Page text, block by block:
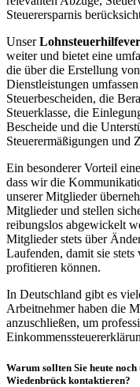
Steuerersparnis
Unser
weiter und bietet eine
die über die Erstellung
Dienstleistungen
Steuerbescheiden, die
Steuerklasse, die
Bescheide und die
Steuerermäßigungen und
Ein besonderer Vorteil
dass wir die
unserer Mitglieder
Mitglieder und stellen
reibungslos abgewickelt
Mitglieder stets über
Laufenden, damit sie stets
profitieren können.
In Deutschland gibt es
Arbeitnehmer haben die
anzuschließen, um
Warum sollten Sie heute
Wiedenbrück kontaktieren?